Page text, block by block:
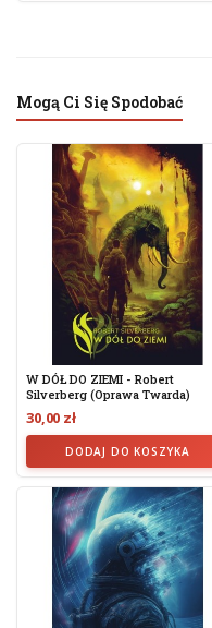
Mogą Ci Się Spodobać
W DÓŁ DO ZIEMI - Robert
Silverberg (oprawa Twarda)
30,00 zł
DODAJ DO KOSZYKA